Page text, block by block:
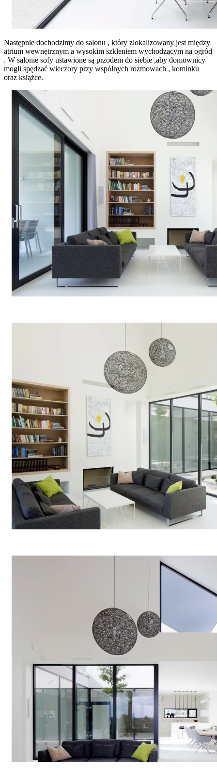
Następnie dochodzimy do salonu , który zlokalizowany jest między
atrium wewnętrznym a wysokim szkleniem wychodzącym na ogród
. W salonie sofy ustawione są przodem do siebie ,aby domownicy
mogli spędzać wieczory przy wspólnych rozmowach , kominku
oraz książce.